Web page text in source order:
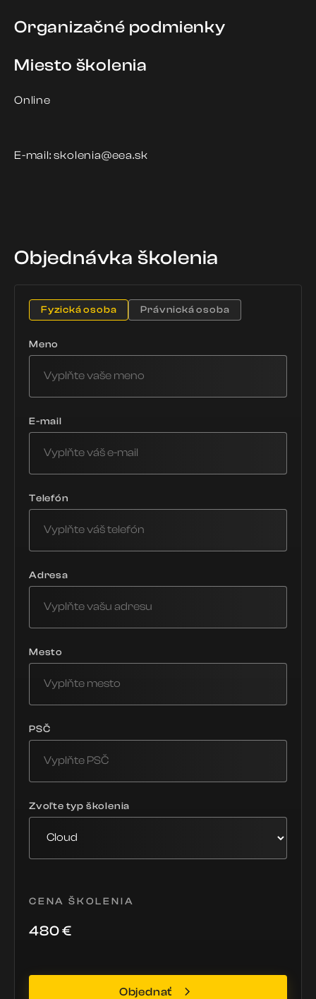
Organizačné podmienky
Miesto školenia
Online
E-mail: skolenia@eea.sk
Objednávka školenia
Fyzická osoba Právnická osoba
Meno
E-mail
Telefón
Adresa
Mesto
PSČ
Zvoľte typ školenia
CENA ŠKOLENIA
480€
Objednať